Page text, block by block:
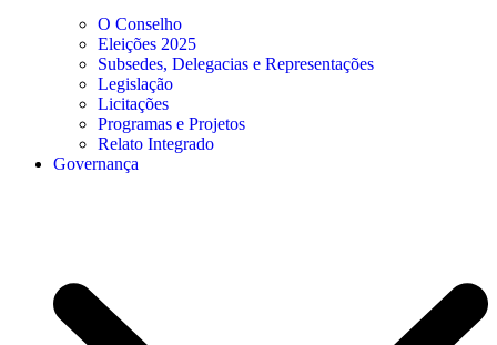
O Conselho
Eleições 2025
Subsedes, Delegacias e Representações
Legislação
Licitações
Programas e Projetos
Relato Integrado
Governança